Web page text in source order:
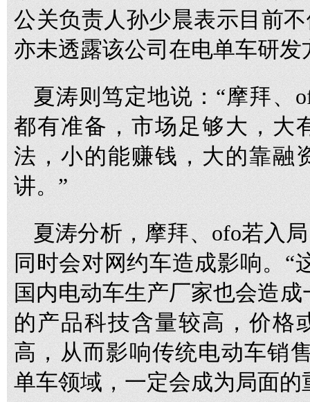
公关负责人孙少晨表示目前
亦未透露该公司在电单车研发
夏涛则笃定地说：“摩拜、
都有准备，市场足够大，大
法，小的能赚钱，大的靠融
讲。”
夏涛分析，摩拜、ofo若入
同时会对网约车造成影响。“
国内电动车生产厂家也会造
的产品科技含量较高，价格
高，从而影响传统电动车销
单车领域，一定会成为局面的